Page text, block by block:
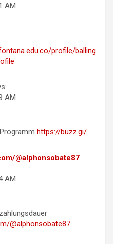
AM
profile/balling
AM
https://buzz.gi/
@alphonsobate87
AM
@alphonsobate87